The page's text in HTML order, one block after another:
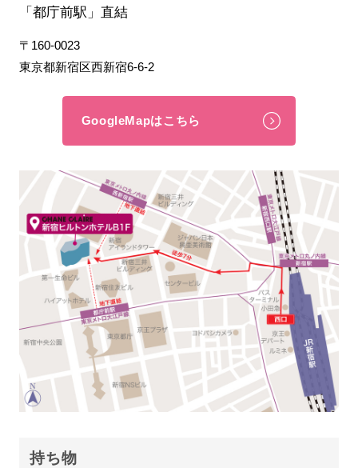
「都庁前駅」直結
〒160-0023
東京都新宿区西新宿6-6-2
GoogleMapはこちら
持ち物